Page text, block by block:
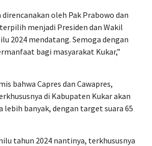
oleh Pak Prabowo dan
menjadi Presiden dan Wakil
2024 mendatang. Semoga dengan
bagi masyarakat Kukar,”
bahwa Capres dan Cawapres,
di Kabupaten Kukar akan
lebih banyak, dengan target suara 65
tahun 2024 nantinya, terkhususnya